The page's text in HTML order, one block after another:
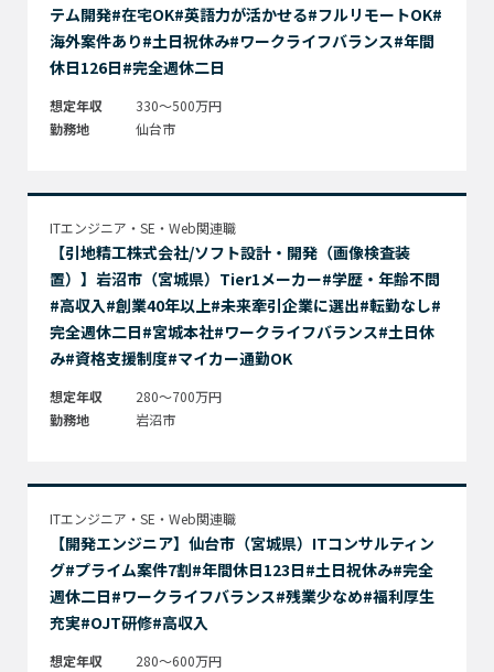
テム開発#在宅OK#英語力が活かせる#フルリモートOK#
海外案件あり#土日祝休み#ワークライフバランス#年間
休日126日#完全週休二日
想定年収
330～500万円
勤務地
仙台市
ITエンジニア・SE・Web関連職
【引地精工株式会社/ソフト設計・開発（画像検査装
置）】岩沼市（宮城県）Tier1メーカー#学歴・年齢不問
#高収入#創業40年以上#未来牽引企業に選出#転勤なし#
完全週休二日#宮城本社#ワークライフバランス#土日休
み#資格支援制度#マイカー通勤OK
想定年収
280～700万円
勤務地
岩沼市
ITエンジニア・SE・Web関連職
【開発エンジニア】仙台市（宮城県）ITコンサルティン
グ#プライム案件7割#年間休日123日#土日祝休み#完全
週休二日#ワークライフバランス#残業少なめ#福利厚生
充実#OJT研修#高収入
想定年収
280～600万円